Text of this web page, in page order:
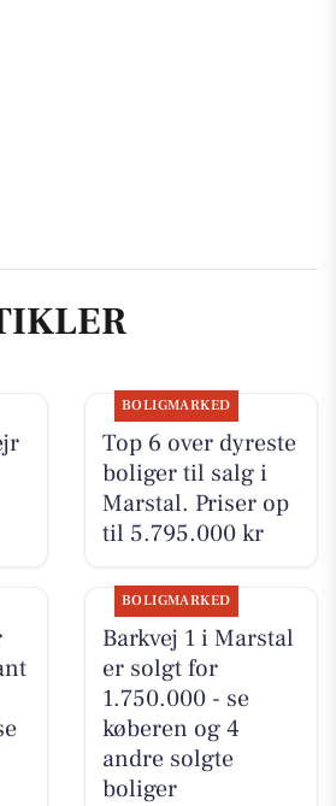
BOLIGMARKED
Top 6 over dyreste
boliger til salg i
Marstal. Priser op
til 5.795.000 kr
BOLIGMARKED
Barkvej 1 i Marstal
er solgt for
1.750.000 - se
køberen og 4
andre solgte
boliger